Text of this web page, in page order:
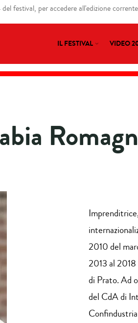
IL FESTIVAL VIDEO
festival, per accedere all'edizione
2010 del
2013 al 2018
di Prato. Ad
del CdA di